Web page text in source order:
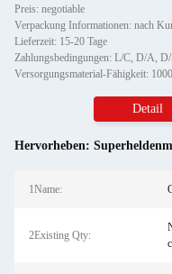
Preis: negotiable
Verpackung Informationen: nach
Lieferzeit: 15-20 Tage
Zahlungsbedingungen: L/C, D/A,
Versorgungsmaterial-Fähigkeit:
Detail
Hervorheben:
1Name:
2Existing Qty: